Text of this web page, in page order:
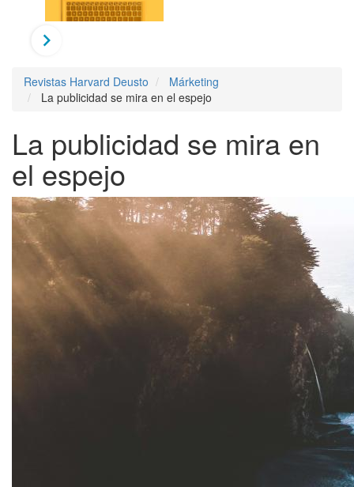
Revistas Harvard Deusto
Márketing
La publicidad se mira en el espejo
La publicidad se mira en
el espejo